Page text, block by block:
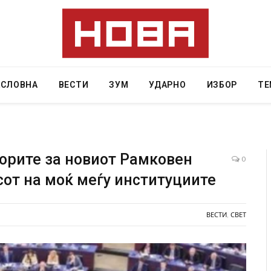
ВЕСТИ ЗУМ УДАРНО ИЗБОР
за новиот Рамковен
на моќ меѓу институциите
0
ВЕСТИ СВЕТ
ресторан
Најмалку седум мртви во нападот врз училиште